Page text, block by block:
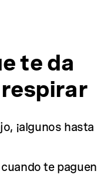
te da
¡algunos hasta
te paguen